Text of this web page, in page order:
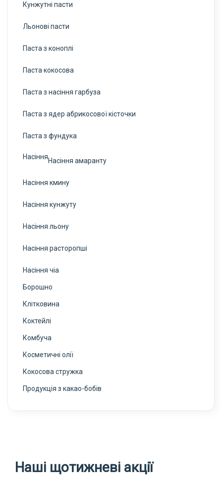
Кунжутні пасти
Льонові пасти
Паста з коноплі
Паста кокосова
Паста з насіння гарбуза
Паста з ядер абрикосової кісточки
Паста з фундука
НасінняНасіння амаранту
Насіння кмину
Насіння кунжуту
Насіння льону
Насіння расторопші
Насіння чіа
Борошно
Клітковина
Коктейлі
Комбуча
Косметичні олії
Кокосова стружка
Продукція з какао-бобів
Наші щотижневі акції